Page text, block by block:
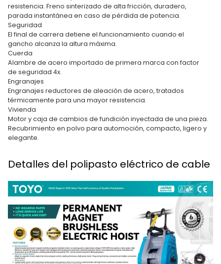
resistencia. Freno sinterizado de alta fricción, duradero,
parada instantánea en caso de pérdida de potencia.
Seguridad
El final de carrera detiene el funcionamiento cuando el
gancho alcanza la altura máxima.
Cuerda
Alambre de acero importado de primera marca con factor
de seguridad 4x.
Engranajes
Engranajes reductores de aleación de acero, tratados
térmicamente para una mayor resistencia.
Vivienda
Motor y caja de cambios de fundición inyectada de una pieza.
Recubrimiento en polvo para automoción, compacto, ligero y
elegante.
Detalles del polipasto eléctrico de cable